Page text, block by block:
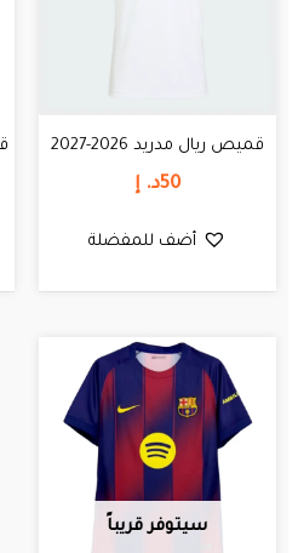
قميص ريال مدريد 2026-2027
50د. إ
أضف للمفضلة
سيتوفر قريباً